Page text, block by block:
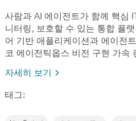
사람과 AI 에이전트가 함께 핵심
니터링, 보호할 수 있는 통합 플
어 기반 애플리케이션과 에이전
코 에이전틱옵스 비전 구현 가속
자세히 보기
태그: